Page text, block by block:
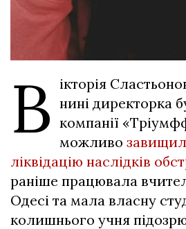
В ікторія
нині директорка
компанії
можливо
ліквідацію наслідків
раніше працювала
Одесі та мала власну
колишнього учня